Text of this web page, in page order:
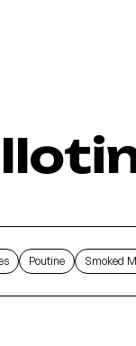
Poutine Smoked